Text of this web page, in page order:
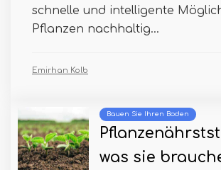
schnelle und intelligente
Pflanzen nachhaltig...
Emirhan Kolb
Bauen Sie Ihren Boden
was sie